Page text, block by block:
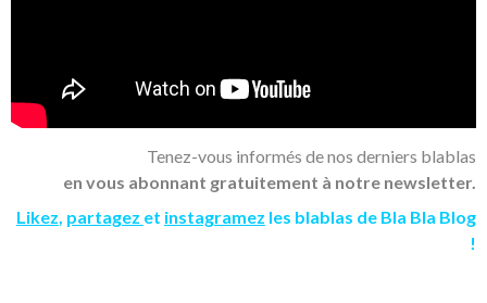
Tenez-vous informés de nos derniers blablas
en vous abonnant gratuitement à notre newsletter.
Likez, partagez et instagramez les blablas de Bla Bla Blog
!